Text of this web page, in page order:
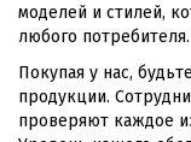
моделей и стилей,
любого потребителя.
Покупая у нас,
продукции.
проверяют каждое